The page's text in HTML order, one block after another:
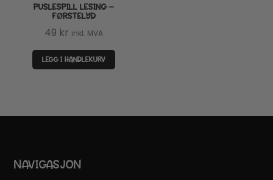
PUSLESPILL LESING –
FØRSTELYD
49 kr inkl. MVA
LEGG I HANDLEKURV
NAVIGASJON